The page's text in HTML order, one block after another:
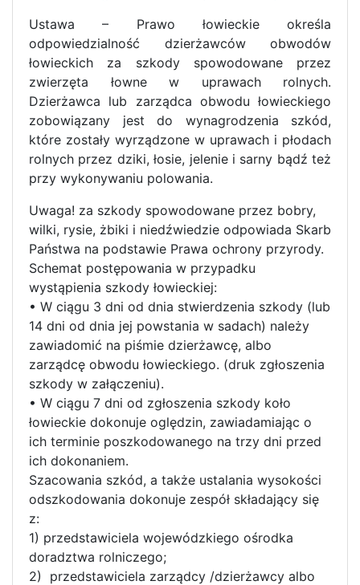
Ustawa – Prawo łowieckie określa
odpowiedzialność dzierżawców obwodów
łowieckich za szkody spowodowane przez
zwierzęta łowne w uprawach rolnych.
Dzierżawca lub zarządca obwodu łowieckiego
zobowiązany jest do wynagrodzenia szkód,
które zostały wyrządzone w uprawach i płodach
rolnych przez dziki, łosie, jelenie i sarny bądź też
przy wykonywaniu polowania.
Uwaga! za szkody spowodowane przez bobry,
wilki, rysie, żbiki i niedźwiedzie odpowiada Skarb
Państwa na podstawie Prawa ochrony przyrody.
Schemat postępowania w przypadku
wystąpienia szkody łowieckiej:
• W ciągu 3 dni od dnia stwierdzenia szkody (lub
14 dni od dnia jej powstania w sadach) należy
zawiadomić na piśmie dzierżawcę, albo
zarządcę obwodu łowieckiego. (druk zgłoszenia
szkody w załączeniu).
• W ciągu 7 dni od zgłoszenia szkody koło
łowieckie dokonuje oględzin, zawiadamiając o
ich terminie poszkodowanego na trzy dni przed
ich dokonaniem.
Szacowania szkód, a także ustalania wysokości
odszkodowania dokonuje zespół składający się
z:
1) przedstawiciela wojewódzkiego ośrodka
doradztwa rolniczego;
2) przedstawiciela zarządcy /dzierżawcy albo